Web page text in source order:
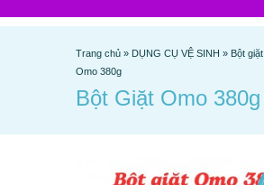
Trang chủ » DỤNG CỤ VỆ SINH » Bột giặt
Omo 380g
Bột Giặt Omo 380g